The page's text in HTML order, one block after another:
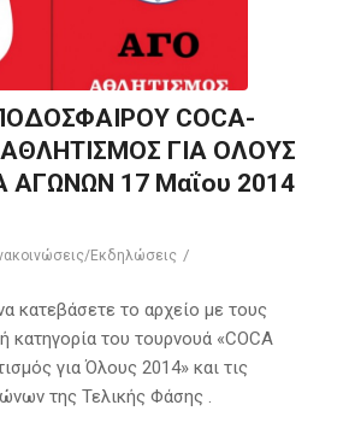
COCA-
ΑΘΛΗΤΙΣΜΟΣ ΓΙΑ ΟΛΟΥΣ
17 Μαΐου 2014
Εκδηλώσεις /
κατεβάσετε το αρχείο με τους
κατηγορία του τουρνουά «COCA
για Όλους 2014» και τις
της Τελικής Φάσης .